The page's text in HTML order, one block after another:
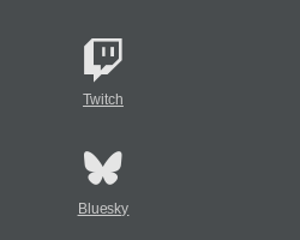
Twitch
Bluesky